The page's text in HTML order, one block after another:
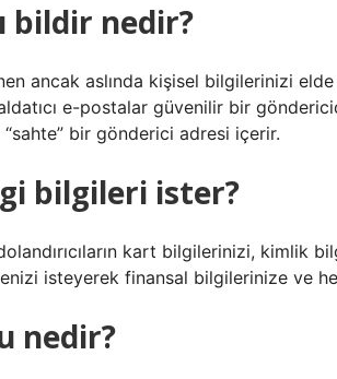
bildir nedir?
ancak aslında kişisel bilgilerinizi
e-postalar güvenilir bir
bir gönderici adresi içerir.
bilgileri ister?
kart bilgilerinizi, kimlik
isteyerek finansal bilgilerinize ve
nedir?